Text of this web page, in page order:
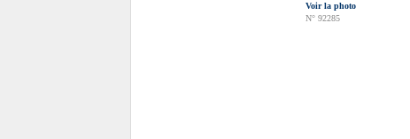
Voir la photo
N° 92285